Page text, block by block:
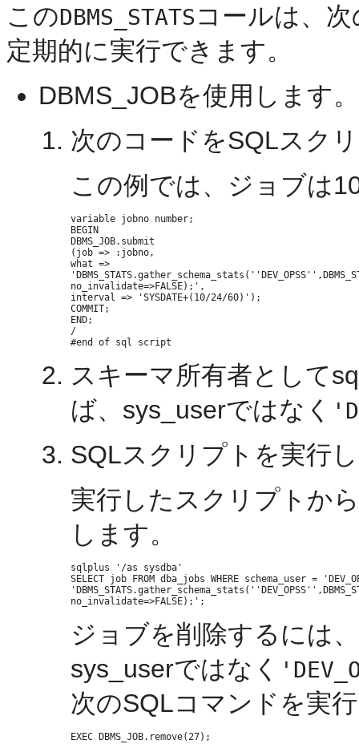
このDBMS_STATSコールは、
定期的に実行できます。
DBMS_JOBを使用します。
次のコードをSQLスク
この例では、ジョブは
variable jobno number;
BEGIN
DBMS_JOB.submit
(job => :jobno,
what =>
no_invalidate=>FALSE);',
interval => 'SYSDATE+(10/24/60)');
COMMIT;
END;
/
スキーマ所有者として
ば、sys_userではなく
SQLスクリプトを実行
実行したスクリプトか
します。
sqlplus '/as sysdba'
SELECT job FROM dba_jobs WHERE schema_user =
ジョブを削除するには
sys_userではなく
次のSQLコマンドを実